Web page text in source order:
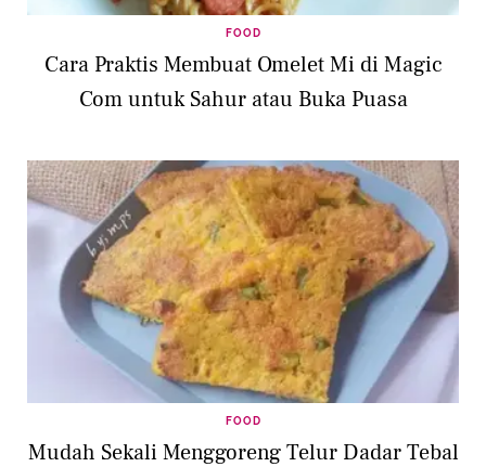
FOOD
Cara Praktis Membuat Omelet Mi di Magic
Com untuk Sahur atau Buka Puasa
FOOD
Mudah Sekali Menggoreng Telur Dadar Tebal